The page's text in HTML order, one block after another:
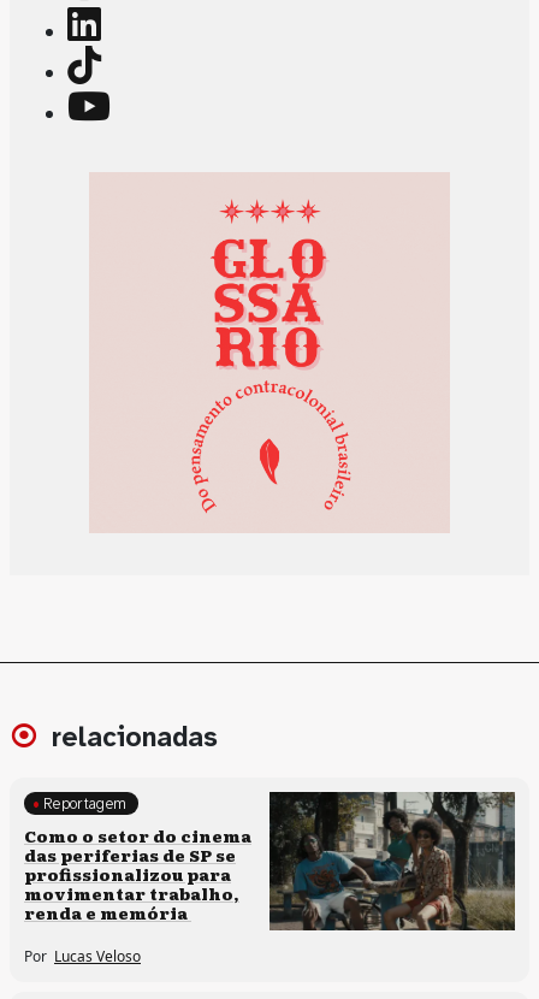
relacionadas
Políticas culturais
Reportagem
Como o setor do cinema
das periferias de SP se
profissionalizou para
movimentar trabalho,
renda e memória
Por Lucas Veloso